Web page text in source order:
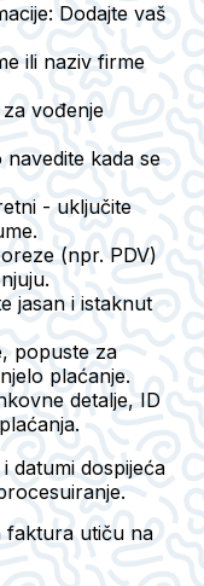
Dodajte vaš
ili naziv firme
vođenje
navedite kada se
- uključite
(npr. PDV)
jasan i istaknut
popuste za
plaćanje.
detalje, ID
datumi dospijeća
faktura utiču na